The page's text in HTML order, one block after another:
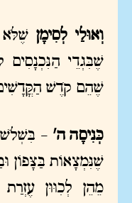
וְאוּלַי לְסִימָן
שֶׁבִּגְדֵי
שֶׁהֵם קֹדֶשׁ
כְּנִיסָה ה' – בִּשְׁלֹשׁ
שֶׁנִּמְצָאוֹת בַּצָּפוֹן
מֵהֵן לְכִוּוּן